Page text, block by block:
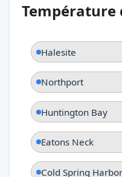
Température
Halesite
Northport
Huntington Bay
Eatons Neck
Cold Spring Harbor